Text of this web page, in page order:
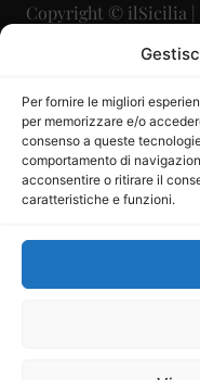
Per fornire le migliori
per memorizzare e/o
consenso a queste
comportamento di
acconsentire o ritirare il
caratteristiche e funzioni.
Copyright © ilSicilia |
Direttore
Direttore
Mercurio
iscritta al Registro